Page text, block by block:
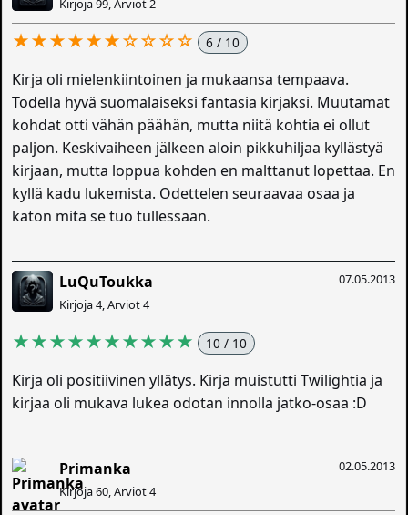
Kirjoja 99, Arviot 2
★★★★★★☆☆☆☆ 6 / 10
Kirja oli mielenkiintoinen ja mukaansa tempaava.
Todella hyvä suomalaiseksi fantasia kirjaksi. Muutamat
kohdat otti vähän päähän, mutta niitä kohtia ei ollut
paljon. Keskivaiheen jälkeen aloin pikkuhiljaa kyllästyä
kirjaan, mutta loppua kohden en malttanut lopettaa. En
kyllä kadu lukemista. Odettelen seuraavaa osaa ja
katon mitä se tuo tullessaan.
07.05.2013
LuQuToukka
Kirjoja 4, Arviot 4
★★★★★★★★★★ 10 / 10
Kirja oli positiivinen yllätys. Kirja muistutti Twilightia ja
kirjaa oli mukava lukea odotan innolla jatko-osaa :D
02.05.2013
Primanka
Kirjoja 60, Arviot 4